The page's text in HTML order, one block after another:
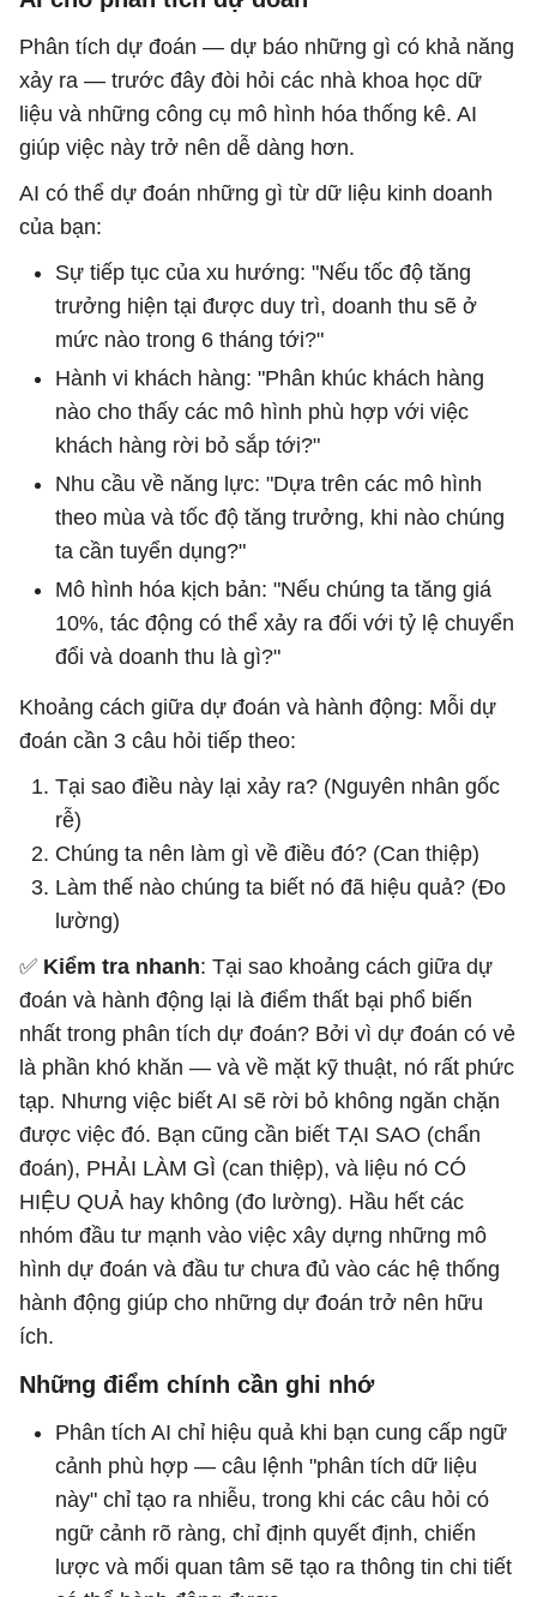
Phân tích dự đoán — dự báo những gì có khả năng
xảy ra — trước đây đòi hỏi các nhà khoa học dữ
liệu và những công cụ mô hình hóa thống kê. AI
giúp việc này trở nên dễ dàng hơn.
AI có thể dự đoán những gì từ dữ liệu kinh doanh
của bạn:
Sự tiếp tục của xu hướng: "Nếu tốc độ tăng
trưởng hiện tại được duy trì, doanh thu sẽ ở
mức nào trong 6 tháng tới?"
Hành vi khách hàng: "Phân khúc khách hàng
nào cho thấy các mô hình phù hợp với việc
khách hàng rời bỏ sắp tới?"
Nhu cầu về năng lực: "Dựa trên các mô hình
theo mùa và tốc độ tăng trưởng, khi nào chúng
ta cần tuyển dụng?"
Mô hình hóa kịch bản: "Nếu chúng ta tăng giá
10%, tác động có thể xảy ra đối với tỷ lệ chuyển
đổi và doanh thu là gì?"
Khoảng cách giữa dự đoán và hành động: Mỗi dự
đoán cần 3 câu hỏi tiếp theo:
Tại sao điều này lại xảy ra? (Nguyên nhân gốc
rễ)
Chúng ta nên làm gì về điều đó? (Can thiệp)
Làm thế nào chúng ta biết nó đã hiệu quả? (Đo
lường)
✅ Kiểm tra nhanh: Tại sao khoảng cách giữa dự
đoán và hành động lại là điểm thất bại phổ biến
nhất trong phân tích dự đoán? Bởi vì dự đoán có vẻ
là phần khó khăn — và về mặt kỹ thuật, nó rất phức
tạp. Nhưng việc biết AI sẽ rời bỏ không ngăn chặn
được việc đó. Bạn cũng cần biết TẠI SAO (chẩn
đoán), PHẢI LÀM GÌ (can thiệp), và liệu nó CÓ
HIỆU QUẢ hay không (đo lường). Hầu hết các
nhóm đầu tư mạnh vào việc xây dựng những mô
hình dự đoán và đầu tư chưa đủ vào các hệ thống
hành động giúp cho những dự đoán trở nên hữu
ích.
Những điểm chính cần ghi nhớ
Phân tích AI chỉ hiệu quả khi bạn cung cấp ngữ
cảnh phù hợp — câu lệnh "phân tích dữ liệu
này" chỉ tạo ra nhiễu, trong khi các câu hỏi có
ngữ cảnh rõ ràng, chỉ định quyết định, chiến
lược và mối quan tâm sẽ tạo ra thông tin chi tiết